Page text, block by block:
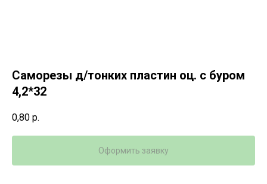
Саморезы д/тонких пластин оц. с буром
4,2*32
0,80 р.
Оформить заявку